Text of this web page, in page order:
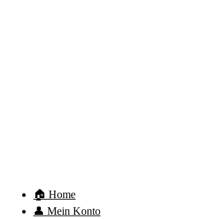
🏠 Home
👤 Mein Konto